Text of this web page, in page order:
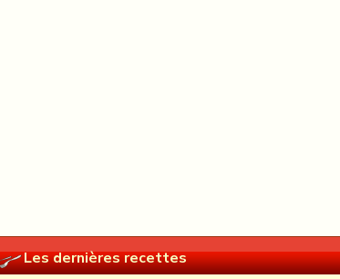
Les dernières recettes